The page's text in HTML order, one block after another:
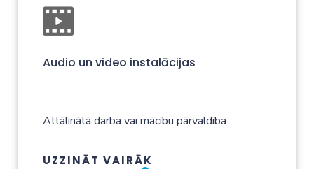
Audio un video instalācijas
Attālinātā darba vai mācību pārvaldība
UZZINĀT VAIRĀK